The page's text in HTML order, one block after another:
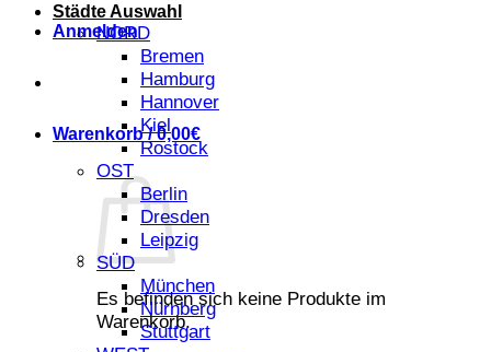
Anmelden
Warenkorb /0,00€
Es befinden sich keine Produkte im
Warenkorb.
Städte Auswahl
NORD
Bremen
Hamburg
Hannover
Kiel
Rostock
OST
Berlin
Dresden
Leipzig
SÜD
München
Nürnberg
Stuttgart